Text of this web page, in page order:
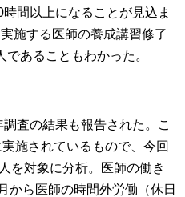
間以上になることが見込ま
施する医師の養成講習修了
あることもわかった。
査の結果も報告された。こ
施されているもので、今回
を対象に分析。医師の働き
から医師の時間外労働（休日